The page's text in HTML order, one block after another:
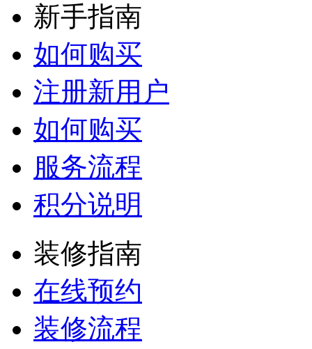
新手指南
如何购买
注册新用户
如何购买
服务流程
积分说明
装修指南
在线预约
装修流程